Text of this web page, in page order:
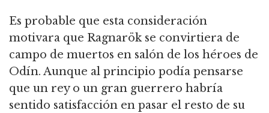
Es probable que esta consideración
motivara que Ragnarök se convirtiera de
campo de muertos en salón de los héroes de
Odín. Aunque al principio podía pensarse
que un rey o un gran guerrero habría
sentido satisfacción en pasar el resto de su